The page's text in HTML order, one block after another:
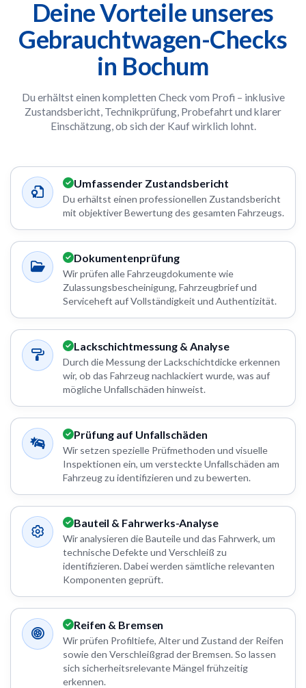
Deine Vorteile unseres
Gebrauchtwagen-Checks
in Bochum
Du erhältst einen kompletten Check vom Profi – inklusive
Zustandsbericht, Technikprüfung, Probefahrt und klarer
Einschätzung, ob sich der Kauf wirklich lohnt.
Umfassender Zustandsbericht
Du erhältst einen professionellen Zustandsbericht
mit objektiver Bewertung des gesamten Fahrzeugs.
Dokumentenprüfung
Wir prüfen alle Fahrzeugdokumente wie
Zulassungsbescheinigung, Fahrzeugbrief und
Serviceheft auf Vollständigkeit und Authentizität.
Lackschichtmessung & Analyse
Durch die Messung der Lackschichtdicke erkennen
wir, ob das Fahrzeug nachlackiert wurde, was auf
mögliche Unfallschäden hinweist.
Prüfung auf Unfallschäden
Wir setzen spezielle Prüfmethoden und visuelle
Inspektionen ein, um versteckte Unfallschäden am
Fahrzeug zu identifizieren und zu bewerten.
Bauteil & Fahrwerks-Analyse
Wir analysieren die Bauteile und das Fahrwerk, um
technische Defekte und Verschleiß zu
identifizieren. Dabei werden sämtliche relevanten
Komponenten geprüft.
Reifen & Bremsen
Wir prüfen Profiltiefe, Alter und Zustand der Reifen
sowie den Verschleißgrad der Bremsen. So lassen
sich sicherheitsrelevante Mängel frühzeitig
erkennen.